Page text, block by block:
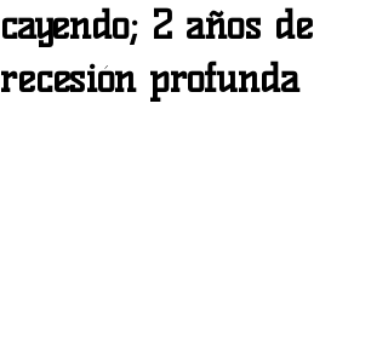
cayendo; 2 años de
recesión profunda